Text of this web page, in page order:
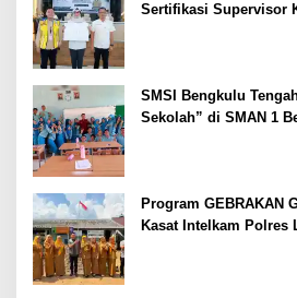
Sertifikasi Supervisor
SMSI Bengkulu
Sekolah” di SMAN 1
Program GEBRAKAN
Kasat Intelkam Polres